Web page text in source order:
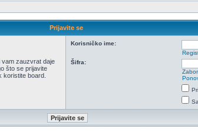
Prijavite se
vam zauzvrat daje
što se prijavite
koristite board.
Korisničko ime:
Šifra: